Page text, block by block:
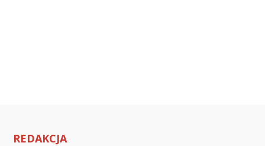
REDAKCJA